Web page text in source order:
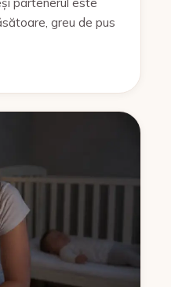
greu de pus